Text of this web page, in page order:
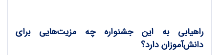
راهیابی به این جشنواره چه مزیت‌هایی برای
دانش‌آموزان دارد؟